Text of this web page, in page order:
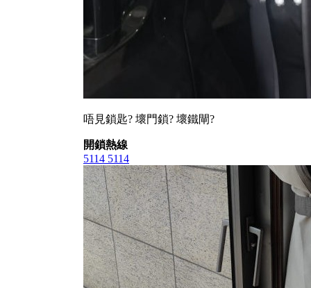
唔見鎖匙? 壞門鎖? 壞鐵閘?
開鎖熱線
5114 5114